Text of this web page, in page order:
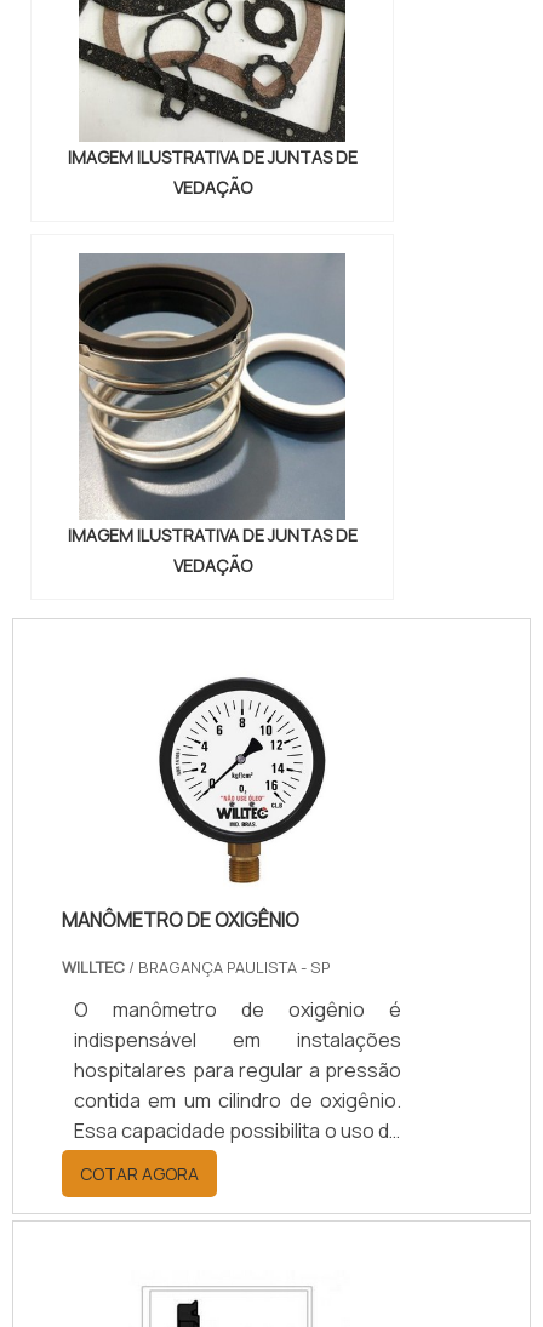
está a ...
IMAGEM ILUSTRATIVA DE JUNTAS DE
VEDAÇÃO
IMAGEM ILUSTRATIVA DE JUNTAS DE
VEDAÇÃO
MANÔMETRO DE OXIGÊNIO
WILLTEC / BRAGANÇA PAULISTA - SP
O manômetro de oxigênio é
indispensável em instalações
hospitalares para regular a pressão
contida em um cilindro de oxigênio.
Essa capacidade possibilita o uso do
equipamento como ferramenta
extremamente necessária para
alguns tipos de carências físicas em
equipamentos são capazes de
medir o nível de pressão de diversos
COTAR AGORA